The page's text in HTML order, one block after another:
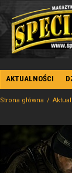
AKTUALNOŚCI
Strona główna